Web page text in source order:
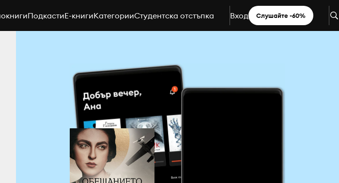
ПодкастиE-книгиКатегорииСтудентска отстъпка Вход Слушайте -60%